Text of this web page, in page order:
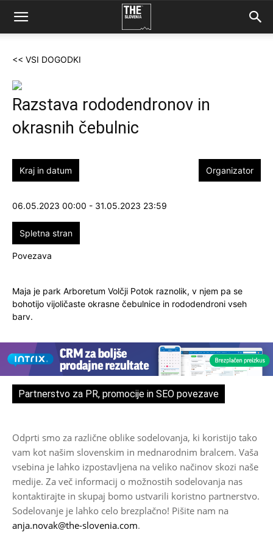
<< VSI DOGODKI
Razstava rododendronov in
okrasnih čebulnic
Kraj in datum
06.05.2023 00:00 - 31.05.2023 23:59
Organizator
Spletna stran
Povezava
Maja je park Arboretum Volčji Potok raznolik, v njem pa se
bohotijo vijoličaste okrasne čebulnice in rododendroni vseh
barv.
Partnerstvo za PR, promocije in SEO povezave
Odprti smo za različne oblike sodelovanja, ki koristijo tako
vam kot našim slovenskim in mednarodnim bralcem. Vaša
vsebina je lahko izpostavljena na veliko načinov skozi naše
medije. Za več informacij o možnostih sodelovanja nas
kontaktirajte in skupaj bomo ustvarili koristno partnerstvo.
Sodelovanje je lahko celo brezplačno! Pišite nam na
anja.novak@the-slovenia.com.